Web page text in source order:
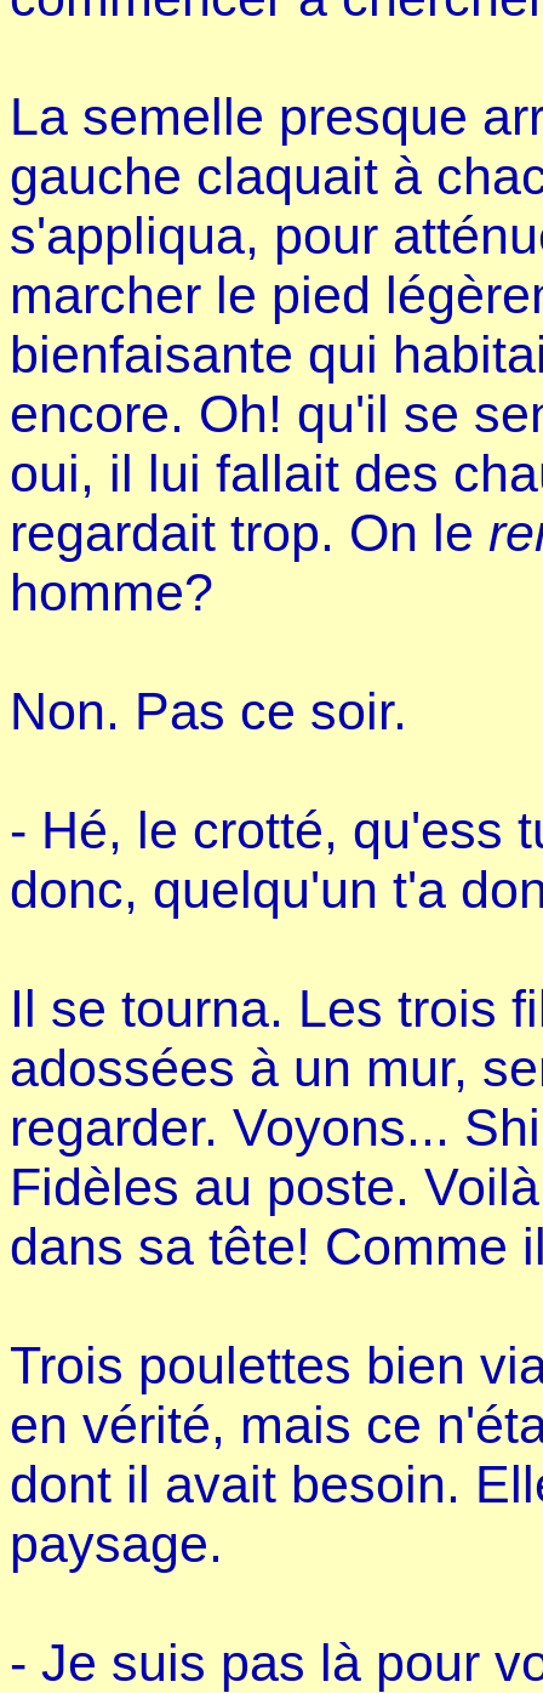
La semelle presque
gauche claquait à
s'appliqua, pour
marcher le pied
bienfaisante qui
encore. Oh! qu'il se
oui, il lui fallait des
regardait trop. On le
homme?
Non. Pas ce soir.
- Hé, le crotté, qu'ess
donc, quelqu'un t'a
Il se tourna. Les trois
adossées à un mur,
regarder. Voyons...
Fidèles au poste.
dans sa tête! Comme
Trois poulettes bien
en vérité, mais ce
dont il avait besoin.
paysage.
- Je suis pas là pour